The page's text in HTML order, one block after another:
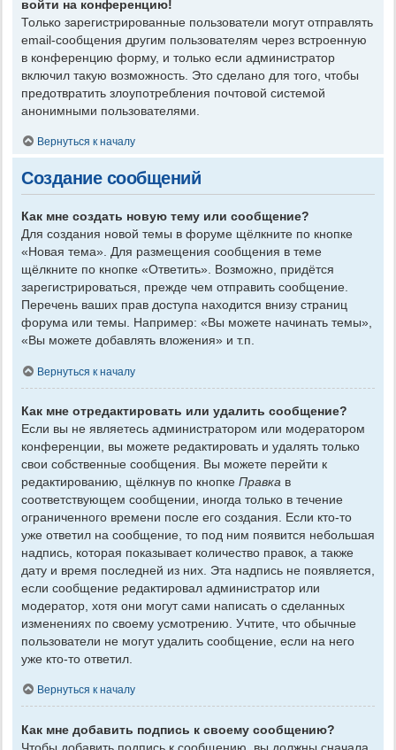
войти на конференцию!
Только зарегистрированные пользователи могут отправлять
email-сообщения другим пользователям через встроенную
в конференцию форму, и только если администратор
включил такую возможность. Это сделано для того, чтобы
предотвратить злоупотребления почтовой системой
анонимными пользователями.
Вернуться к началу
Создание сообщений
Как мне создать новую тему или сообщение?
Для создания новой темы в форуме щёлкните по кнопке
«Новая тема». Для размещения сообщения в теме
щёлкните по кнопке «Ответить». Возможно, придётся
зарегистрироваться, прежде чем отправить сообщение.
Перечень ваших прав доступа находится внизу страниц
форума или темы. Например: «Вы можете начинать темы»,
«Вы можете добавлять вложения» и т.п.
Вернуться к началу
Как мне отредактировать или удалить сообщение?
Если вы не являетесь администратором или модератором
конференции, вы можете редактировать и удалять только
свои собственные сообщения. Вы можете перейти к
редактированию, щёлкнув по кнопке Правка в
соответствующем сообщении, иногда только в течение
ограниченного времени после его создания. Если кто-то
уже ответил на сообщение, то под ним появится небольшая
надпись, которая показывает количество правок, а также
дату и время последней из них. Эта надпись не появляется,
если сообщение редактировал администратор или
модератор, хотя они могут сами написать о сделанных
изменениях по своему усмотрению. Учтите, что обычные
пользователи не могут удалить сообщение, если на него
уже кто-то ответил.
Вернуться к началу
Как мне добавить подпись к своему сообщению?
Чтобы добавить подпись к сообщению, вы должны сначала